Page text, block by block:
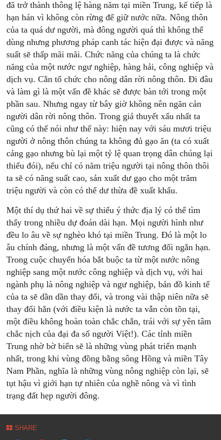
đã trở thành thông lệ hàng năm tại miền Trung, kế tiếp là
hạn hán vì không còn rừng để giữ nước nữa. Nông thôn
của ta quá dư người, mà đông người quá thì không thể
dùng nhưng phương pháp canh tác hiện đại được và năng
suất sẽ thấp mãi mãi. Chức năng của chúng ta là chức
năng của một nước ngư nghiệp, hàng hải, công nghiệp và
dịch vụ. Cằn tổ chức cho nông dân rời nông thôn. Đi đâu
và làm gì là một vấn đề khác sẽ được bàn tới trong một
phần sau. Nhưng ngay từ bây giờ không nên ngăn cản
người dân rời nông thôn. Trong giả thuyết xấu nhất ta
cũng có thể nói như thế này: hiện nay với sáu mươi triệu
người ở nông thôn chúng ta không đủ gạo ăn (ta có xuất
cảng gạo nhưng bù lại một tỷ lệ quan trọng dân chúng lại
thiếu đói), nếu chỉ có năm triệu người tại nông thôn thôi
ta sẽ có năng suất cao, sản xuất dư gạo cho một trăm
triệu người và còn có thể dư thừa đề xuất khẩu.
Một thí dụ thứ hai về sự thiếu ý thức địa lý có thể tìm
thấy trong nhiều dự đoán dài hạn. Mọi người hình như
đều lo âu về sự nghèo khó tại miền Trung. Đó là một lo
âu chính đáng, nhưng là một vấn đề tương đối ngắn hạn.
Trong cuộc chuyển hóa bắt buộc ta từ một nước nông
nghiệp sang một nước công nghiệp và dịch vụ, với hai
ngành phụ là nông nghiệp và ngư nghiệp, bản đồ kinh tế
của ta sẽ dần dần thay đổi, và trong vài thập niên nữa sẽ
thay đổi hẳn (với điều kiện là nước ta vẫn còn tồn tại,
một điều không hoàn toàn chắc chắn, trái với sự yên tâm
chắc nịch của đại đa số người Việt!). Các tỉnh miền
Trung nhờ bờ biển sẽ là những vùng phát triển mạnh
nhất, trong khi vùng đồng bằng sông Hồng và miền Tây
Nam Phần, nghĩa là những vùng nông nghiệp còn lại, sẽ
tụt hậu vì giới hạn tự nhiên của nghề nông và vì tình
trạng đất hẹp người đông.
SHARE